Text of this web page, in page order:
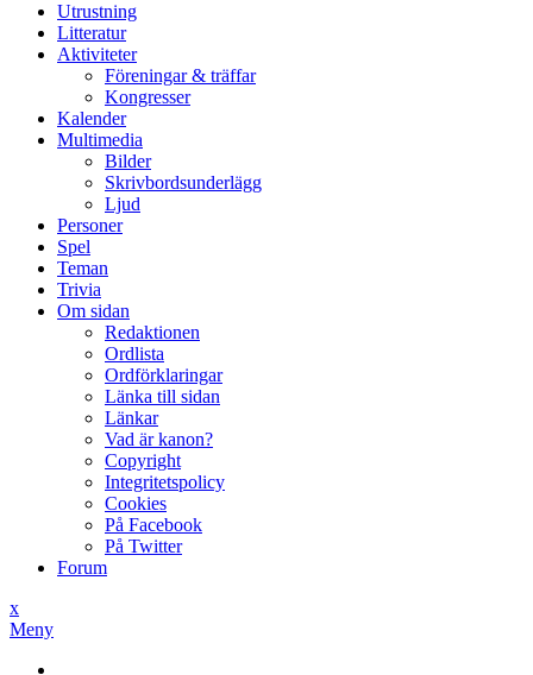
Utrustning
Litteratur
Aktiviteter
Föreningar & träffar
Kongresser
Kalender
Multimedia
Bilder
Skrivbordsunderlägg
Ljud
Personer
Spel
Teman
Trivia
Om sidan
Redaktionen
Ordlista
Ordförklaringar
Länka till sidan
Länkar
Vad är kanon?
Copyright
Integritetspolicy
Cookies
På Facebook
På Twitter
Forum
x
Meny